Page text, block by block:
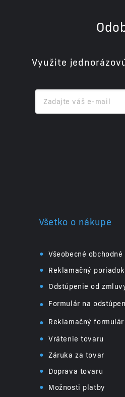
Využite
Všetko o nákupe
• Všeobecné
• Reklamačný poriadok
• Odstúpenie od
• Formulár na
• Reklamačný formulár
• Vrátenie tovaru
• Záruka za tovar
• Doprava tovaru
• Možnosti platby